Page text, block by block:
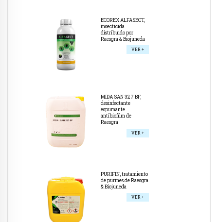
ECOREX ALFASECT,
insecticida
distribuido por
Raesgra & Biojuneda
VER +
MIDA SAN 327 BF,
desinfectante
espumante
antibiofilm de
Raesgra
VER +
PURIFIN, tratamiento
de purines de Raesgra
& Biojuneda
VER +